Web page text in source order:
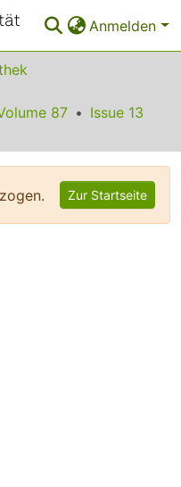
Anmelden
87
Issue 13
Zur Startseite